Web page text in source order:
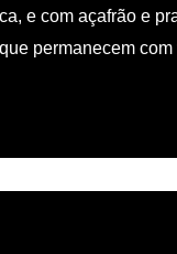
e com açafrão e
permanecem